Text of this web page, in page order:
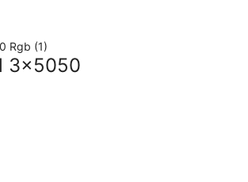
3×5050